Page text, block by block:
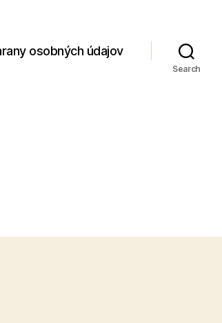
osobných údajov
Search